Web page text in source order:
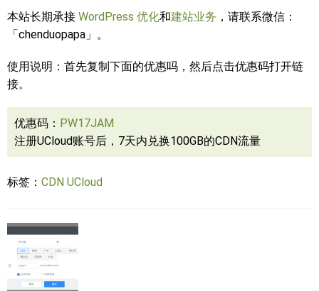
本站长期承接 WordPress 优化和建站业务 ，请联系微信：
「chenduopapa」。
使用说明：首先复制下面的优惠吗，然后点击优惠码打开链
接。
优惠码： PW17JAM
注册UCloud账号后，7天内兑换100GB的CDN流量
标签： CDN UCloud